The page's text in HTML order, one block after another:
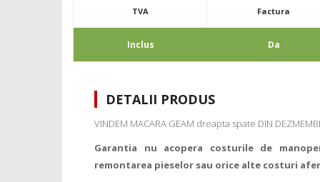
TVA
Inclus
Factura
Da
DETALII PRODUS
VINDEM MACARA GEAM dreapta spate DIN
Garantia nu acopera costurile de
remontarea pieselor sau orice alte costuri